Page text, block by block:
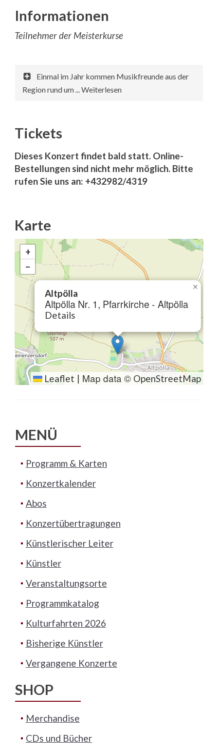
Informationen
Teilnehmer der Meisterkurse
Einmal im Jahr kommen Musikfreunde aus der
Region rund um ... Weiterlesen
Tickets
Dieses Konzert findet bald statt. Online-
Bestellungen sind nicht mehr möglich. Bitte
rufen Sie uns an: +432982/4319
Karte
Altpölla
Altpölla Nr. 1, Pfarrkirche - Altpölla
Details
×
+
−
Leaflet | Map data © OpenStreetMap
MENÜ
Programm & Karten
Konzertkalender
Abos
Konzertübertragungen
Künstlerischer Leiter
Künstler
Veranstaltungsorte
Programmkatalog
Kulturfahrten 2026
Bisherige Künstler
Vergangene Konzerte
SHOP
Merchandise
CDs und Bücher